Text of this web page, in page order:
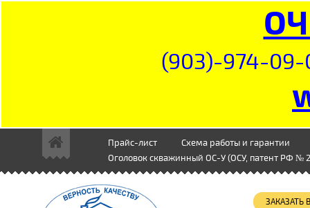
(903)-974-09-
Прайс-лист
Схема работы и гарантии
Оголовок скважинный ОС-У (ОСУ, патент РФ №